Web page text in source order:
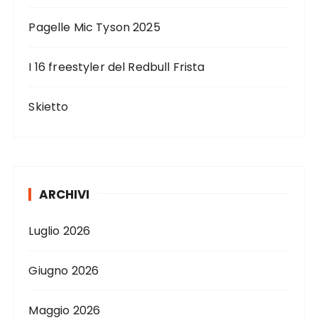
Pagelle Mic Tyson 2025
I 16 freestyler del Redbull Frista
Skietto
ARCHIVI
Luglio 2026
Giugno 2026
Maggio 2026